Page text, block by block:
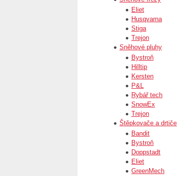
Eliet
Husqvarna
Stiga
Trejon
Sněhové pluhy
Bystroň
Hilltip
Kersten
P&L
Rybář tech
SnowEx
Trejon
Štěpkovače a drtiče
Bandit
Bystroň
Doppstadt
Eliet
GreenMech